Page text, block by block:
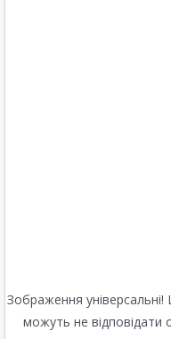
Зображення
можуть не відповідати